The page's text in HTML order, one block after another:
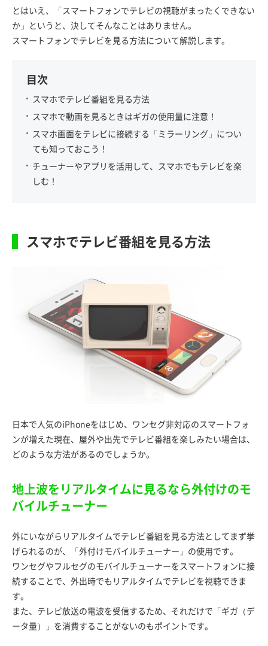
とはいえ、「スマートフォンでテレビの視聴がまったくできない
か」というと、決してそんなことはありません。
スマートフォンでテレビを見る方法について解説します。
目次
スマホでテレビ番組を見る方法
スマホで動画を見るときはギガの使用量に注意！
スマホ画面をテレビに接続する「ミラーリング」につい
ても知っておこう！
チューナーやアプリを活用して、スマホでもテレビを楽
しむ！
スマホでテレビ番組を見る方法
日本で人気のiPhoneをはじめ、ワンセグ非対応のスマートフォ
ンが増えた現在、屋外や出先でテレビ番組を楽しみたい場合は、
どのような方法があるのでしょうか。
地上波をリアルタイムに見るなら外付けのモ
バイルチューナー
外にいながらリアルタイムでテレビ番組を見る方法としてまず挙
げられるのが、「外付けモバイルチューナー」の使用です。
ワンセグやフルセグのモバイルチューナーをスマートフォンに接
続することで、外出時でもリアルタイムでテレビを視聴できま
す。
また、テレビ放送の電波を受信するため、それだけで「ギガ（デ
ータ量）」を消費することがないのもポイントです。